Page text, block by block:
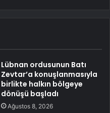
Lübnan ordusunun Batı
Zevtar’a konuşlanmasıyla
birlikte halkın bölgeye
dönüşü başladı
Ağustos 8, 2026